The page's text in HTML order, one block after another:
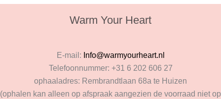
Warm Your Heart
E-mail: Info@warmyourheart.nl
Telefoonnummer: +31 6 202 606 27
ophaaladres: Rembrandtlaan 68a te Huizen
(ophalen kan alleen op afspraak aangezien de voorraad niet op